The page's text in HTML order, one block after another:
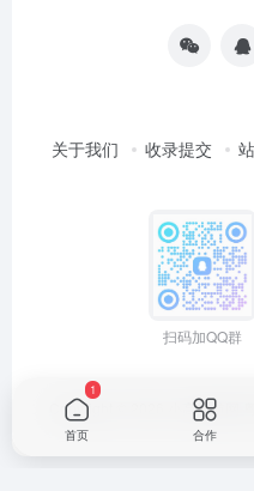
关于我们 收录提交
扫码加QQ群
Copyright © 2026 小高导航网
首页
1
合作